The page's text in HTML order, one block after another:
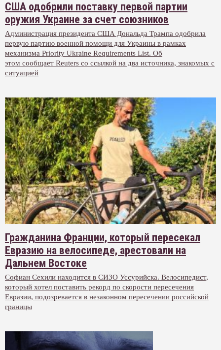
США одобрили поставку первой партии
оружия Украине за счет союзников
Администрация президента США Дональда Трампа одобрила
первую партию военной помощи для Украины в рамках
механизма Priority Ukraine Requirements List. Об
этом сообщает Reuters со ссылкой на два источника, знакомых с
ситуацией
Гражданина Франции, который пересекал
Евразию на велосипеде, арестовали на
Дальнем Востоке
Софиан Сехили находится в СИЗО Уссурийска. Велосипедист,
который хотел поставить рекорд по скорости пересечения
Евразии, подозревается в незаконном пересечении российской
границы